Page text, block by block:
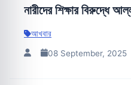
নারীদের শিক্ষার বিরুদ্ধে
আখবার
08 September, 2025